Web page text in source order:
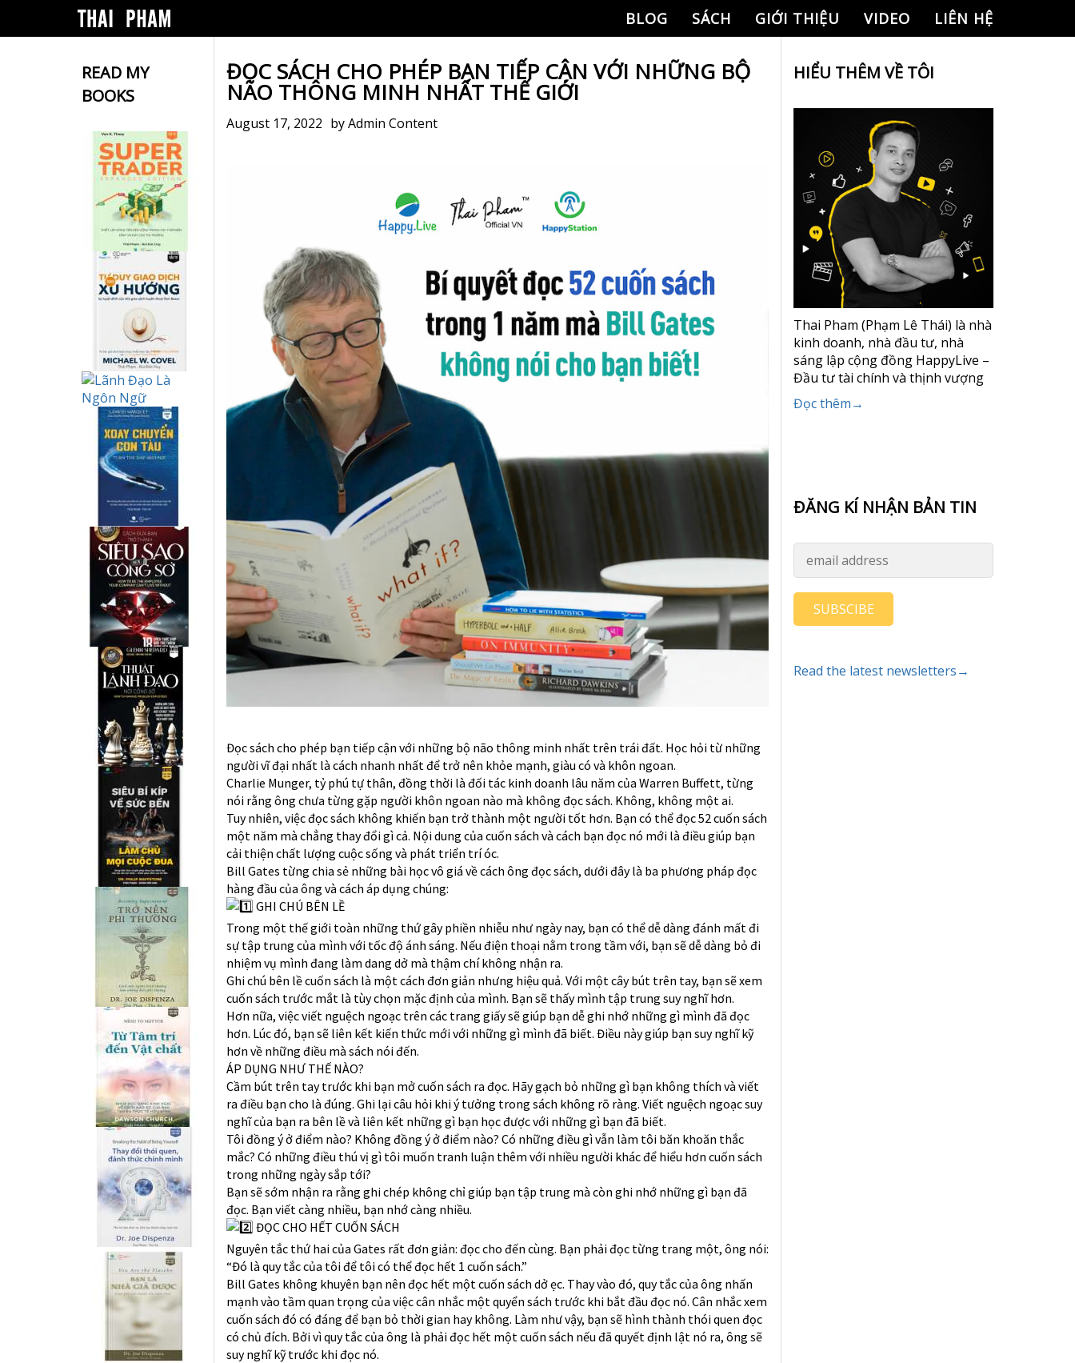
BLOG SÁCH GIỚI THIỆU VIDEO LIÊN HỆ
READ MY
BOOKS
ĐỌC SÁCH CHO PHÉP BẠN TIẾP CẬN VỚI NHỮNG BỘ
NÃO THÔNG MINH NHẤT THẾ GIỚI
August 17, 2022 byAdmin Content
Đọc sách cho phép bạn tiếp cận với những bộ não thông minh nhất trên trái đất. Học hỏi từ những
người vĩ đại nhất là cách nhanh nhất để trở nên khỏe mạnh, giàu có và khôn ngoan.
Charlie Munger, tỷ phú tự thân, đồng thời là đối tác kinh doanh lâu năm của Warren Buffett, từng
nói rằng ông chưa từng gặp người khôn ngoan nào mà không đọc sách. Không, không một ai.
Tuy nhiên, việc đọc sách không khiến bạn trở thành một người tốt hơn. Bạn có thể đọc 52 cuốn sách
một năm mà chẳng thay đổi gì cả. Nội dung của cuốn sách và cách bạn đọc nó mới là điều giúp bạn
cải thiện chất lượng cuộc sống và phát triển trí óc.
Bill Gates từng chia sẻ những bài học vô giá về cách ông đọc sách, dưới đây là ba phương pháp đọc
hàng đầu của ông và cách áp dụng chúng:
GHI CHÚ BÊN LỀ
Trong một thế giới toàn những thứ gây phiền nhiễu như ngày nay, bạn có thể dễ dàng đánh mất đi
sự tập trung của mình với tốc độ ánh sáng. Nếu điện thoại nằm trong tầm với, bạn sẽ dễ dàng bỏ đi
nhiệm vụ mình đang làm dang dở mà thậm chí không nhận ra.
Ghi chú bên lề cuốn sách là một cách đơn giản nhưng hiệu quả. Với một cây bút trên tay, bạn sẽ xem
cuốn sách trước mắt là tùy chọn mặc định của mình. Bạn sẽ thấy mình tập trung suy nghĩ hơn.
Hơn nữa, việc viết nguệch ngoạc trên các trang giấy sẽ giúp bạn dễ ghi nhớ những gì mình đã đọc
hơn. Lúc đó, bạn sẽ liên kết kiến thức mới với những gì mình đã biết. Điều này giúp bạn suy nghĩ kỹ
hơn về những điều mà sách nói đến.
ÁP DỤNG NHƯ THẾ NÀO?
Cầm bút trên tay trước khi bạn mở cuốn sách ra đọc. Hãy gạch bỏ những gì bạn không thích và viết
ra điều bạn cho là đúng. Ghi lại câu hỏi khi ý tưởng trong sách không rõ ràng. Viết nguệch ngoạc suy
nghĩ của bạn ra bên lề và liên kết những gì bạn học được với những gì bạn đã biết.
Tôi đồng ý ở điểm nào? Không đồng ý ở điểm nào? Có những điều gì vẫn làm tôi băn khoăn thắc
mắc? Có những điều thú vị gì tôi muốn tranh luận thêm với nhiều người khác để hiểu hơn cuốn sách
trong những ngày sắp tới?
Bạn sẽ sớm nhận ra rằng ghi chép không chỉ giúp bạn tập trung mà còn ghi nhớ những gì bạn đã
đọc. Bạn viết càng nhiều, bạn nhớ càng nhiều.
ĐỌC CHO HẾT CUỐN SÁCH
Nguyên tắc thứ hai của Gates rất đơn giản: đọc cho đến cùng. Bạn phải đọc từng trang một, ông nói:
“Đó là quy tắc của tôi để tôi có thể đọc hết 1 cuốn sách.”
Bill Gates không khuyên bạn nên đọc hết một cuốn sách dở ẹc. Thay vào đó, quy tắc của ông nhấn
mạnh vào tầm quan trọng của việc cân nhắc một quyển sách trước khi bắt đầu đọc nó. Cân nhắc xem
cuốn sách đó có đáng để bạn bỏ thời gian hay không. Làm như vậy, bạn sẽ hình thành thói quen đọc
có chủ đích. Bởi vì quy tắc của ông là phải đọc hết một cuốn sách nếu đã quyết định lật nó ra, ông sẽ
suy nghĩ kỹ trước khi đọc nó.
HIỂU THÊM VỀ TÔI
Thai Pham (Phạm Lê Thái) là nhà
kinh doanh, nhà đầu tư, nhà
sáng lập cộng đồng HappyLive –
Đầu tư tài chính và thịnh vượng
Đọc thêm→
ĐĂNG KÍ NHẬN BẢN TIN
SUBSCIBE
Read the latest newsletters→